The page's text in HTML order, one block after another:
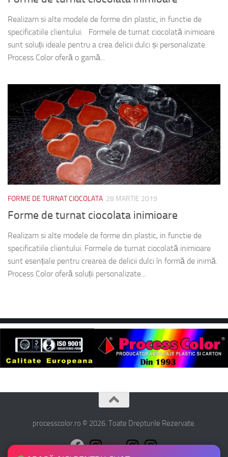
Realizam si alte modele de forme din plastic, in functie de
specificatiile clientului. Formele de turnat ciocolată inimioare
sunt soluții ideale pentru a crea delicii dulci și personalizate.
Process Color oferă o gamă...
FORME DE TURNAT CIOCOLATA 28 MARTIE 2019
Forme de turnat ciocolata inimioare
Realizam si alte modele de forme din plastic, in functie de
specificatiile clientului. Formele de turnat ciocolată inimioare
sunt esențiale pentru crearea de delicii dulci în formă de inimă.
Process Color oferă soluții personalizate...
processcolor.ro © 2026. Toate Drepturile Rezervate.